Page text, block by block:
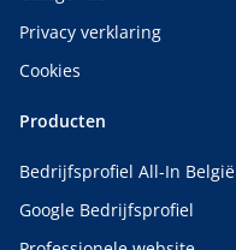
Privacy verklaring
Cookies
Producten
Bedrijfsprofiel All-In België
Google Bedrijfsprofiel